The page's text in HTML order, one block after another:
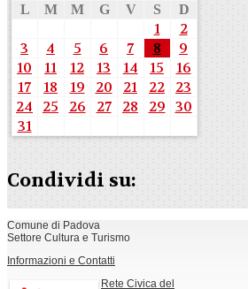
L M M G V S D
1
2
3
4 5 6 7 8
9
10
11 12 13 14 15
16
17
18 19 20 21 22
23
24
25 26 27 28 29 30
31
Condividi su:
Comune di Padova
Settore Cultura e Turismo
Informazioni e Contatti
Rete Civica del